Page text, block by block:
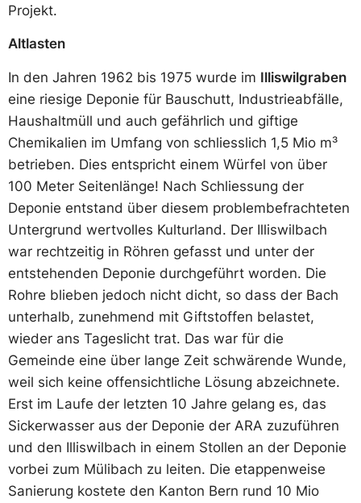
Projekt.
Altlasten
In den Jahren 1962 bis 1975 wurde im Illiswilgraben
eine riesige Deponie für Bauschutt, Industrieabfälle,
Haushaltmüll und auch gefährlich und giftige
Chemikalien im Umfang von schliesslich 1,5 Mio m³
betrieben. Dies entspricht einem Würfel von über
100 Meter Seitenlänge! Nach Schliessung der
Deponie entstand über diesem problembefrachteten
Untergrund wertvolles Kulturland. Der Illiswilbach
war rechtzeitig in Röhren gefasst und unter der
entstehenden Deponie durchgeführt worden. Die
Rohre blieben jedoch nicht dicht, so dass der Bach
unterhalb, zunehmend mit Giftstoffen belastet,
wieder ans Tageslicht trat. Das war für die
Gemeinde eine über lange Zeit schwärende Wunde,
weil sich keine offensichtliche Lösung abzeichnete.
Erst im Laufe der letzten 10 Jahre gelang es, das
Sickerwasser aus der Deponie der ARA zuzuführen
und den Illiswilbach in einem Stollen an der Deponie
vorbei zum Mülibach zu leiten. Die etappenweise
Sanierung kostete den Kanton Bern rund 10 Mio